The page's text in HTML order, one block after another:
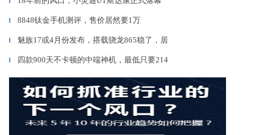
▎
▎ 8848钛金手机测评，售价居然要1万
▎ 魅族17或4月份发布，搭载骁龙865稳了，居
▎ 四款900天不卡顿的中端神机，最低只要214